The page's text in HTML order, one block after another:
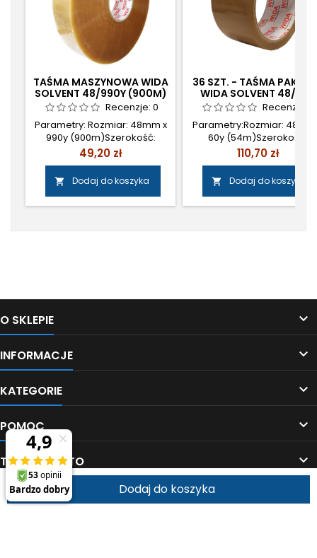
 Dodaj do koszyka
TAŚMA MASZYNOWA WIDA
SOLVENT 48/990Y (900M)
TRANSPARENT
Recenzje: 0
Parametry: Rozmiar: 48mm x
990y (900m)Szerokość:
48mmDługość: 990y
(900m)Kolor:
TransparentIlość: 1szt
Klej: Kauczuk naturalny (
SOLVENT ) Cena: 40,00 zł
Cena
49,20 zł
 Dodaj do koszyka
36 SZT. - TAŚMA
WIDA SOLVENT 48/60Y
(54M) BRĄZ
Recenzje:
Parametry:Rozmiar: 48mm
60y (54m)Szerokość:
48mmDługość: 60y
(54m)Kolor:
TransparentIlość: 36
szt.Klej: Kauczuk naturalny
SOLVENT ) Cena: 2,50 zł
Cena
110,70 zł
 Dodaj do koszyka
O SKLEPIE 
INFORMACJE 
KATEGORIE 
POMOC 
TWOJE KONTO 
KONTAKT 